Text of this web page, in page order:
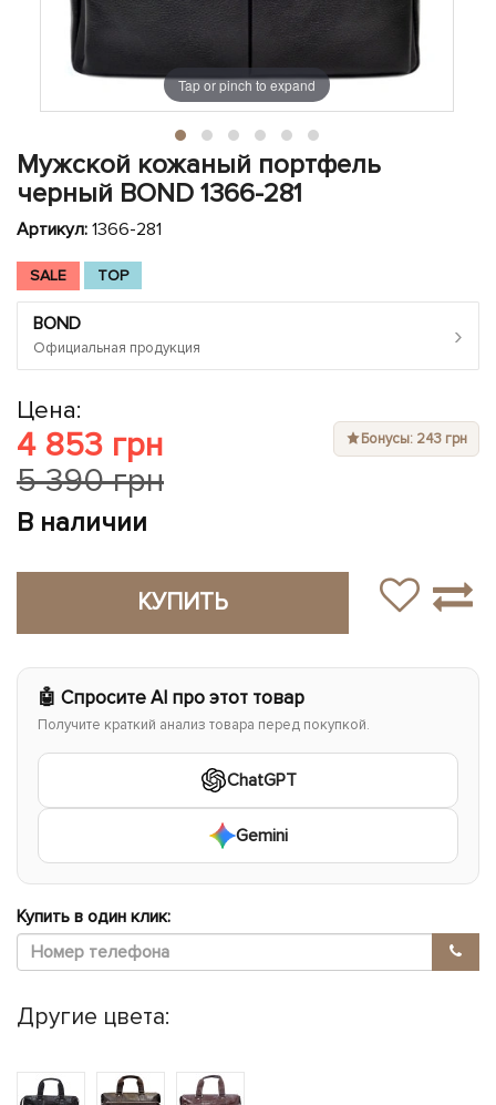
Показать все
Показать все
ЧЕХЛЫ ДЛЯ НОУТБУКОВ
Показать все
Tap or pinch to expand
Мужской кожаный портфель
черный BOND 1366-281
Артикул: 1366-281
SALE TOP
BOND
Официальная продукция ›
Цена:
4 853 грн
5 390 грн
Бонусы: 243 грн
В наличии
КУПИТЬ
🤖 Спросите AI про этот товар
Получите краткий анализ товара перед покупкой.
ChatGPT
Gemini
Купить в один клик:
Другие цвета: